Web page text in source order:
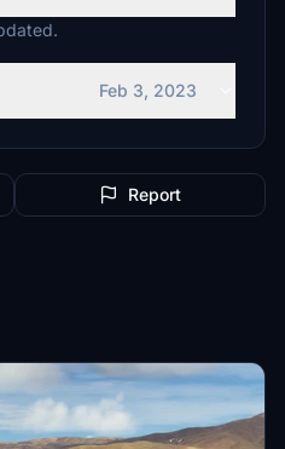
Feb 3, 2023
Report